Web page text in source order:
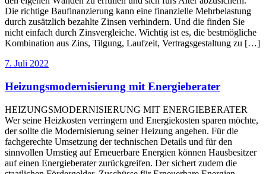
Die richtige Baufinanzierung kann eine finanzielle Mehrbelastung
durch zusätzlich bezahlte Zinsen verhindern. Und die finden Sie
nicht einfach durch Zinsvergleiche. Wichtig ist es, die bestmögliche
Kombination aus Zins, Tilgung, Laufzeit, Vertragsgestaltung zu […]
7. Juli 2022
Heizungsmodernisierung mit Energieberater
HEIZUNGSMODERNISIERUNG MIT ENERGIEBERATER
Wer seine Heizkosten verringern und Energiekosten sparen möchte,
der sollte die Modernisierung seiner Heizung angehen. Für die
fachgerechte Umsetzung der technischen Details und für den
sinnvollen Umstieg auf Erneuerbare Energien können Hausbesitzer
auf einen Energieberater zurückgreifen. Der sichert zudem die